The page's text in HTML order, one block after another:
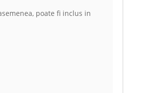
poate fi inclus in